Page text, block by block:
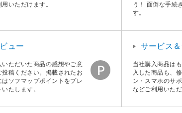
用いただけます。
う！ 面倒な手続
す。
ュー
いただいた商品の感想やご意
投稿ください。掲載されたお
はソフマップポイントをプレ
たします。
サービス
当社購入商品は
入した商品も、
ン・スマホのサ
などご利用いただ